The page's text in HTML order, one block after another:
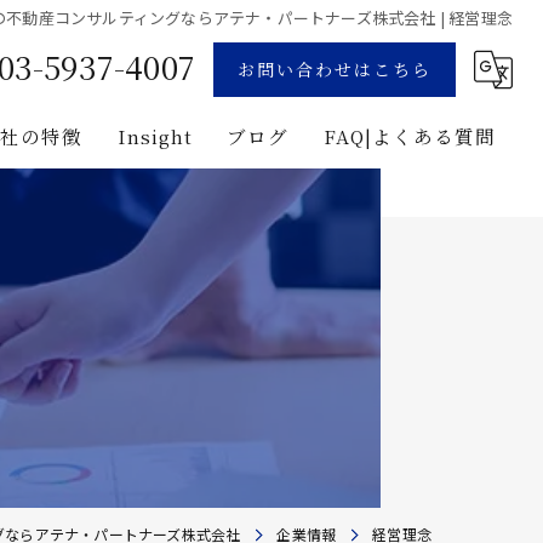
不動産コンサルティングならアテナ・パートナーズ株式会社 | 経営理念
03-5937-4007 お問い合わせはこちら
の特徴
ンサルティング
ジェクト・マネジメント
Insight ブログ
用地募集
FAQ|よくある質問
らアテナ・パートナーズ株式会社 企業情報 経営理念